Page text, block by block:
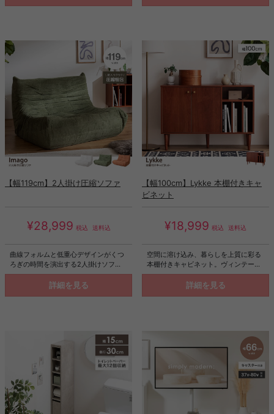
らに、ポケットコイルを使用した広い
座面は、程よい弾力があり長時間座っ
ていても疲れにくく、ゆったり快適に
【幅119cm】2人掛け圧縮ソファ
¥28,999 税込 送料込
曲線フォルムと低重心デザインがくつ
ろぎの時間を演出する2人掛けソフ
ァ。包み込まれる座り心地と心地よい
ファブリックで、上質なリラックスタ
詳細を見る
【幅100cm】Lykke 本棚付きキャ
ビネット
¥18,999 税込 送料込
空間に溶け込み、暮らしを上質に彩る
本棚付きキャビネット。ヴィンテージ
家具のような経年劣化した、深みある
表情の木目調とシンプルなフォルム
ました。また実用性にもこだわった設
計で、毎日の生活が快適に。見た目の
美しさと使いやすさを兼ね備えた一台
詳細を見る